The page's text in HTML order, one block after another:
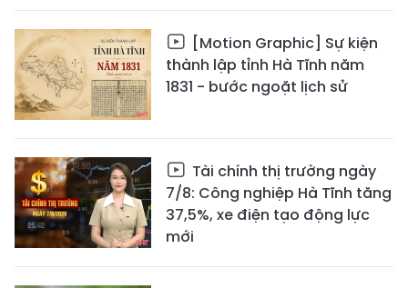
[Motion Graphic] Sự kiện
thành lập tỉnh Hà Tĩnh năm
1831 - bước ngoặt lịch sử
Tài chính thị trường ngày
7/8: Công nghiệp Hà Tĩnh tăng
37,5%, xe điện tạo động lực
mới